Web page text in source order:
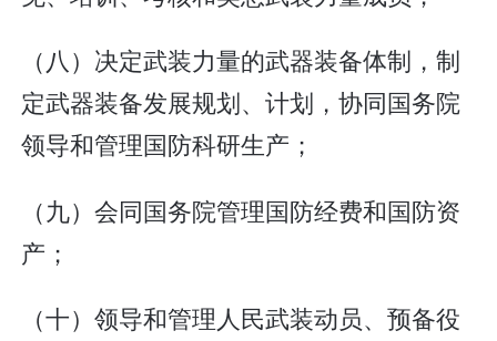
（八）决定武装力量的武器装备体制，制
定武器装备发展规划、计划，协同国务院
领导和管理国防科研生产；
（九）会同国务院管理国防经费和国防资
产；
（十）领导和管理人民武装动员、预备役